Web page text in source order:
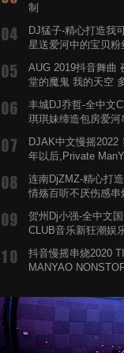
制
DJ猛子-精心打造我
星送爱河中的宝贝粉
AUG 2019抖音舞曲
堂的魔鬼 我的天空
丰城DJ乔哲-全中文
琪琪妹缔造包房爱河
DJAK中文慢摇2022
年以后,Private
连南DjZMZ-精心打
情殇百听不厌伤感串
贺州Dj小强-全中文
CLUB音乐新狂潮娱
抖音慢摇串烧2020
MANYAO
蝉爸爸妈妈爱存在
声音啊